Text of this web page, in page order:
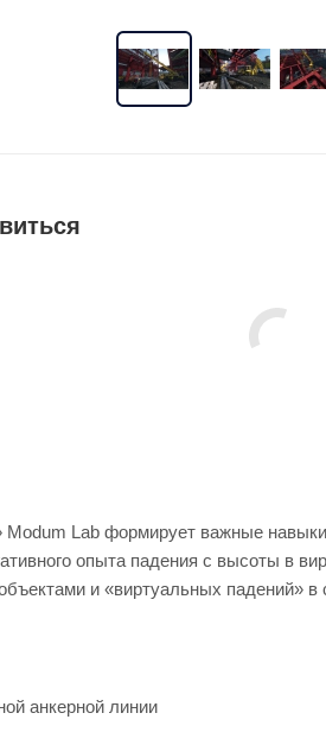
Lab формирует важные
опыта падения с высоты в
и «виртуальных падений»
анкерной линии